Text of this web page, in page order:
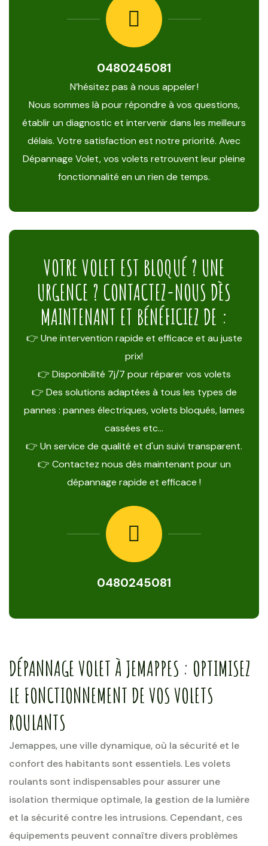
0480245081
N’hésitez pas à nous appeler !
Nous sommes là pour répondre à vos questions,
établir un diagnostic et intervenir dans les meilleurs
délais. Votre satisfaction est notre priorité. Avec
Dépannage Volet, vos volets retrouvent leur pleine
fonctionnalité en un rien de temps.
VOTRE VOLET EST BLOQUÉ ? UNE
URGENCE ? CONTACTEZ-NOUS DÈS
MAINTENANT ET BÉNÉFICIEZ DE :
👉 Une intervention rapide et efficace et au juste
prix!
👉 Disponibilité 7j/7 pour réparer vos volets
👉 Des solutions adaptées à tous les types de
pannes : pannes électriques, volets bloqués, lames
cassées etc…
👉 Un service de qualité et d'un suivi transparent.
👉 Contactez nous dès maintenant pour un
dépannage rapide et efficace !
0480245081
DÉPANNAGE VOLET À JEMAPPES : OPTIMISEZ
LE FONCTIONNEMENT DE VOS VOLETS
ROULANTS
Jemappes, une ville dynamique, où la sécurité et le
confort des habitants sont essentiels. Les volets
roulants sont indispensables pour assurer une
isolation thermique optimale, la gestion de la lumière
et la sécurité contre les intrusions. Cependant, ces
équipements peuvent connaître divers problèmes